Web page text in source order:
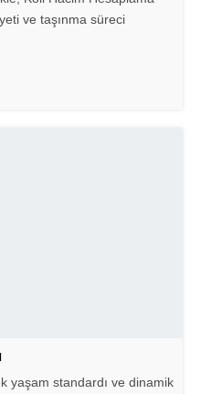
ve taşınma süreci
yaşam standardı ve dinamik